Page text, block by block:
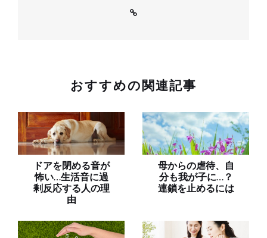
おすすめの関連記事
ドアを閉める音が
怖い…生活音に過
剰反応する人の理
由
母からの虐待、自
分も我が子に…？
連鎖を止めるには